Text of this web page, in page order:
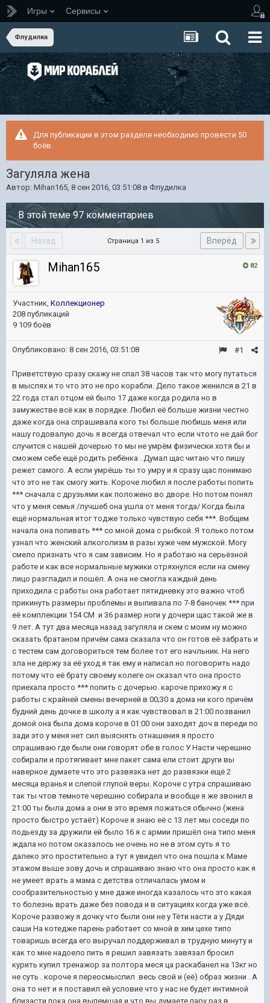
Игры Сервисы
Флудилка
Для публикации в этом разделе необходимо провести 50
боёв.
Загуляла жена
Автор: Mihan165, 8 сен 2016, 03:51:08 в Флудилка
В этой теме 97 комментариев
Назад Вперёд
Страница 1 из 5
82
Mihan165
Участник, Коллекционер
208 публикаций
9 109 боёв
#1
Опубликовано: 8 сен 2016, 03:51:08
Приветствую сразу скажу не спал 38 часов так что могу путаться
в мыслях и то что это не про корабли. Дело такое женился в 21 в
22 года стал отцом ей было 17 даже когда родила но в
замужестве всё как в порядке. Любил её больше жизни честно
даже когда она спрашивала кого ты больше любишь меня или
нашу годовалую дочь я всегда отвечал что если чтото не дай бог
случится с нашей дочерью то мы не умрём физически хотя бы и
сможем себе ещё родить ребёнка . Думал щас читаю что пишу
режет самого. А если умрёшь ты то умру и я сразу щас понимаю
что это не так смогу жить. Короче любил я после работы попить
*** сначала с друзьями как положено во дворе. Но потом понял
что у меня семья /лучшеб она ушла от меня тогда/ Когда была
ещё нормальная итог тодже только чувствую себя ***. Вобщем
начала она попивать *** со мной дома с рыбкой. Я только потом
узнал что женский алкоголизм в разы хуже чем мужской. Могу
смело признать что я сам зависим. Но я работаю на серьёзной
работе и как все нормальные мужики отряхнулся если на смену
лицо разгладил и пошёл. А она не смогла каждый день
приходила с работы она работает пятидневку это важно чтоб
прикинуть размеры проблемы и выпивала по 7-8 баночек *** при
её комплекции 154 СМ и 36 размер ноги у дочери щас такой же в
9 лет. А тут два месяца назад загуляла и скем с моим ну можно
сказать братаном причём сама сказала что он готов её забрать и
с тестем сам договориться тем более тот его начльник. На него
зла не держу за её уход я так ему и написал но поговорить надо
потому что её брату своему колеге он сказал что она просто
приехала просто *** попить с дочерью. кароче прихожу я с
работы с крайней смены вечерней в 00;30 а дома ни кого причём
будний день дочке в школу а я как чувствовал в 21:00 позванил
домой она была дома короче в 01:00 они заходят доч в переди по
зади это у меня нет сил выяснять отнашения я просто
спрашиваю где были они говорят обе в голос У Насти черешню
собирали и протягивает мне пакет сама ели стоит други вы
наверное думаете что это развязка нет до развязки ещё 2
месяца вранья и слепой глупой веры. Короче с утра спрашиваю
так ты чтов темноте черешню собирала и вообще я же звонил в
21:00 ты была дома а они в это время ложаться обычно (жена
просто быстро устаёт) Короче я знаю её с 13 лет мы соседи по
подьезду за дружили ей было 16 я с армии пришёл она типо меня
ждала но потом оказалось не очень но не в этом суть я то
далеко это простительно а тут я увидел что она пошла к Маме
этажом выше зову дочь и спрашиваю знаю что она просто как я
не умеет врать а мама с детства отличалась умом и
сообразительностью у мне даже иногда казалось что это какая
то болезнь врать даже без повода и в ситуациях когда уже всё.
Короче развожу я дочку что были они не у Тёти насти а у Дяди
саши На котедже парень работает со мной в хим цехе типо
товаришь всегда его выручал поддерживал в трудную минуту и
как то мне надоело пить я решил завязать завязал бросил
курить купил тренажор за полтора меся ца раскабанел на 13кг но
не суть . короче я переосмыслил весь свой и (её) образ жизни . А
она то нет и я поставил ей условие что у нас не будет интимной
близасти пока она выпемшая и что вы думаете пару раз в